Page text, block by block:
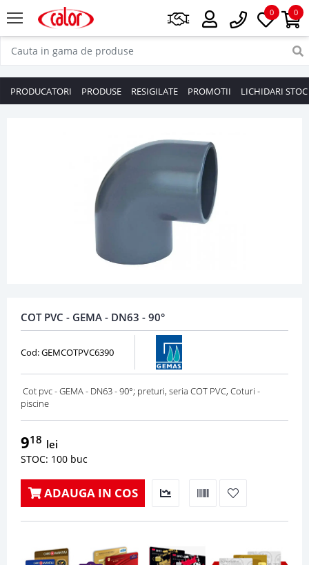
0
0
PRODUCATORI PRODUSE RESIGILATE PROMOTII LICHIDARI STOC
COT PVC - GEMA - DN63 - 90°
Cod: GEMCOTPVC6390
Cot pvc - GEMA - DN63 - 90°; preturi, seria COT PVC, Coturi -
piscine
918 lei
STOC: 100 buc
ADAUGA IN COS